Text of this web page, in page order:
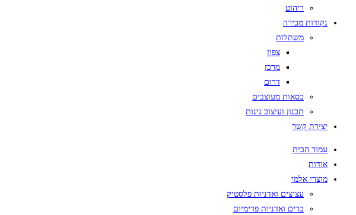
ריהוט
נקודות מכירה
משתלות
צפון
מרכז
דרום
כסאות מעוצבים
תכנון ועיצוב גינות
יצירת קשר
עמוד הבית
אודות
מוצרי אלמי
עציצים ואדניות פלסטיק
כדים ואדניות פרימיום